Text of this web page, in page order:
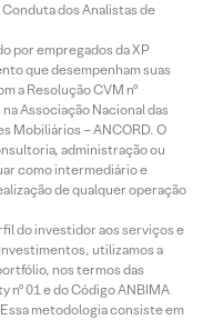
dos Analistas de
por empregados da XP
que desempenham suas
a Resolução CVM nº
Associação Nacional das
Mobiliários – ANCORD. O
administração ou
como intermediário e
de qualquer operação
do investidor aos serviços e
utilizamos a
nos termos das
nº 01 e do Código ANBIMA
metodologia consiste em